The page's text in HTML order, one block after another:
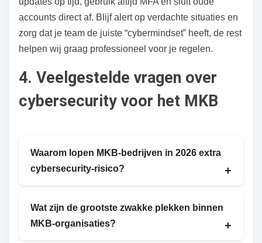
accounts direct af. Blijf alert op verdachte situaties en
zorg dat je team de juiste “cybermindset” heeft, de rest
helpen wij graag professioneel voor je regelen.
4. Veelgestelde vragen over
cybersecurity voor het MKB
Waarom lopen MKB‑bedrijven in 2026 extra
cybersecurity‑risico?
Omdat cyberaanvallen slimmer worden door AI
en veel MKB‑bedrijven beperkte tijd, budget en
Wat zijn de grootste zwakke plekken binnen
MKB‑organisaties?